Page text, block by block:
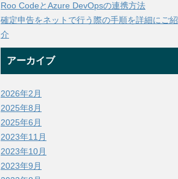
Roo CodeとAzure DevOpsの連携方法
確定申告をネットで行う際の手順を詳細にご紹
介
アーカイブ
2026年2月
2025年8月
2025年6月
2023年11月
2023年10月
2023年9月